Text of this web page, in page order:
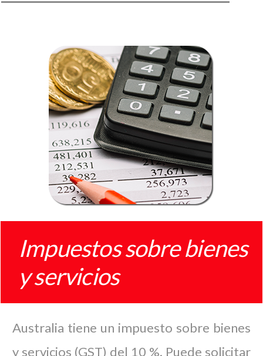
Impuestos sobre bienes
y servicios
Australia tiene un impuesto sobre bienes
y servicios (GST) del 10 %. Puede solicitar